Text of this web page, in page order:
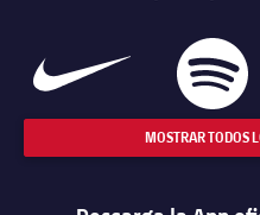
MOSTRAR TODOS